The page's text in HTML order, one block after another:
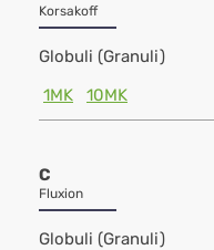
Korsakoff
Globuli (Granuli)
1MK
10MK
C
Fluxion
Globuli (Granuli)